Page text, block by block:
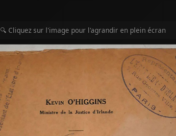
🔍 Cliquez sur l'image pour l'agrandir en plein écran